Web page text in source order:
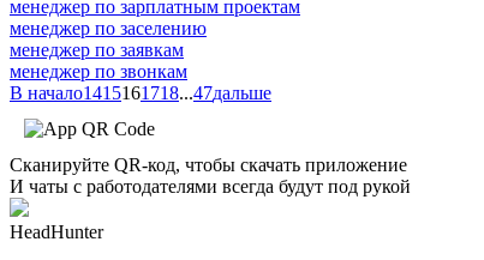
менеджер по зарплатным проектам
менеджер по заселению
менеджер по заявкам
менеджер по звонкам
В начало1415161718...47дальше
Сканируйте QR-код, чтобы скачать приложение
И чаты с работодателями всегда будут под рукой
HeadHunter